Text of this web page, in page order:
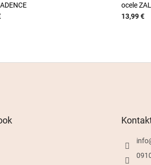
ocele
13,99 €
info